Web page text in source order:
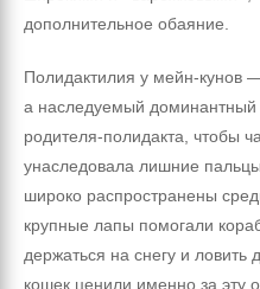
дополнительное обаяние.
Полидактилия у мейн-кунов
а наследуемый доминантный
родителя-полидакта, чтобы
унаследовала лишние
широко распространены
крупные лапы помогали
держаться на снегу и ловить
кошек ценили именно за эту